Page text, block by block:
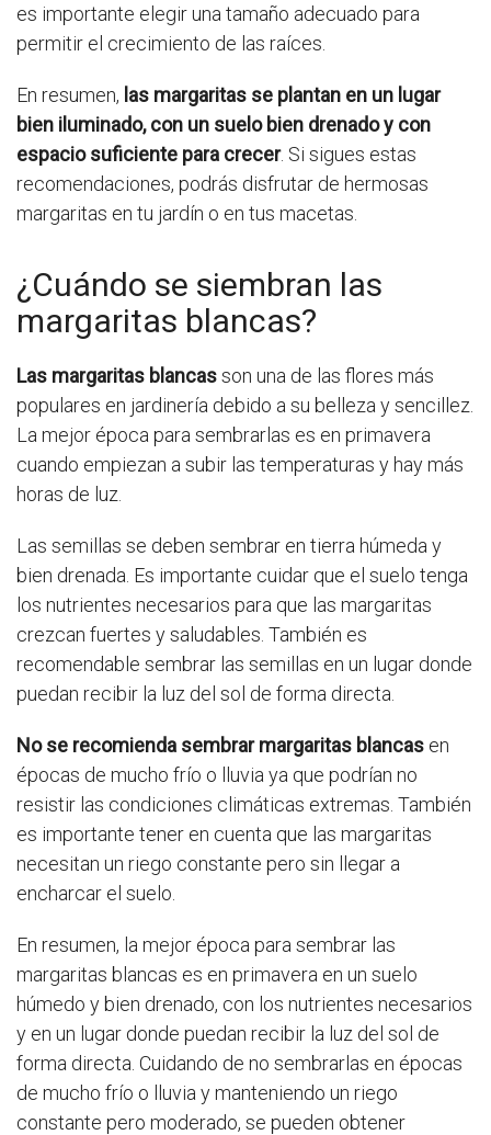
es importante elegir una tamaño adecuado para
permitir el crecimiento de las raíces.
En resumen, las margaritas se plantan en un lugar
bien iluminado, con un suelo bien drenado y con
espacio suficiente para crecer. Si sigues estas
recomendaciones, podrás disfrutar de hermosas
margaritas en tu jardín o en tus macetas.
¿Cuándo se siembran las
margaritas blancas?
Las margaritas blancasson una de las flores más
populares en jardinería debido a su belleza y sencillez.
La mejor época para sembrarlas es en primavera
cuando empiezan a subir las temperaturas y hay más
horas de luz.
Las semillas se deben sembrar en tierra húmeda y
bien drenada. Es importante cuidar que el suelo tenga
los nutrientes necesarios para que las margaritas
crezcan fuertes y saludables. También es
recomendable sembrar las semillas en un lugar donde
puedan recibir la luz del sol de forma directa.
No se recomienda sembrar margaritas blancas en
épocas de mucho frío o lluvia ya que podrían no
resistir las condiciones climáticas extremas. También
es importante tener en cuenta que las margaritas
necesitan un riego constante pero sin llegar a
encharcar el suelo.
En resumen, la mejor época para sembrar las
margaritas blancas es en primavera en un suelo
húmedo y bien drenado, con los nutrientes necesarios
y en un lugar donde puedan recibir la luz del sol de
forma directa. Cuidando de no sembrarlas en épocas
de mucho frío o lluvia y manteniendo un riego
constante pero moderado, se pueden obtener